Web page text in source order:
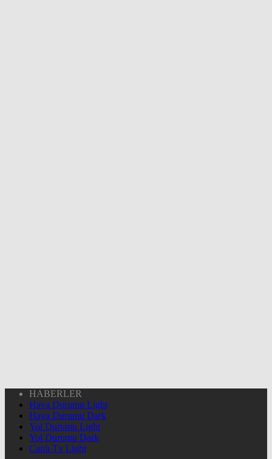
HABERLER
Hava Durumu Light
Hava Durumu Dark
Yol Durumu Light
Yol Durumu Dark
Canlı Tv Light